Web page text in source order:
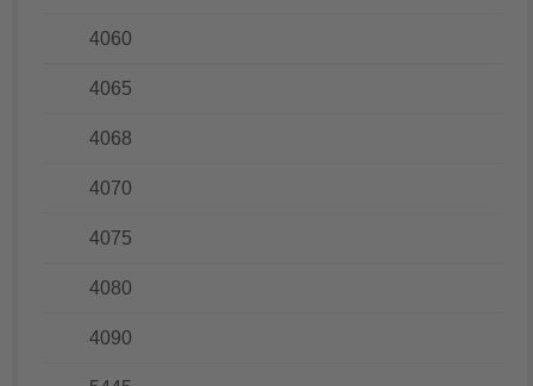
4060
4065
4068
4070
4075
4080
4090